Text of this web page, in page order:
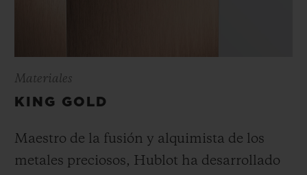
Materiales
KING GOLD
Maestro de la fusión y alquimista de los
metales preciosos, Hublot ha desarrollado